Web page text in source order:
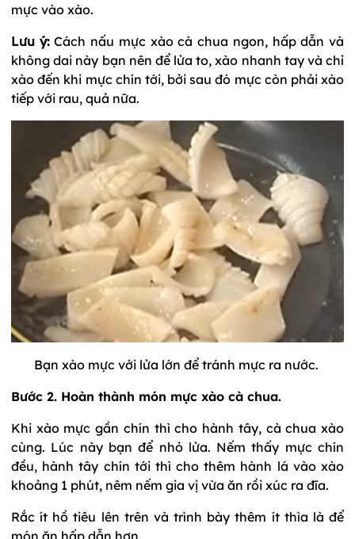
mực vào xào.
Lưu ý:Cách nấu mực xào cà chua ngon, hấp dẫn và
không dai này bạn nên để lửa to, xào nhanh tay và chỉ
xào đến khi mực chín tới, bởi sau đó mực còn phải xào
tiếp với rau, quả nữa.
Bạn xào mực với lửa lớn để tránh mực ra nước.
Bước 2. Hoàn thành món mực xào cà chua.
Khi xào mực gần chín thì cho hành tây, cà chua xào
cùng. Lúc này bạn để nhỏ lửa. Nếm thấy mực chín
đều, hành tây chín tới thì cho thêm hành lá vào xào
khoảng 1 phút, nêm nếm gia vị vừa ăn rồi xúc ra đĩa.
Rắc ít hồ tiêu lên trên và trình bày thêm ít thìa là để